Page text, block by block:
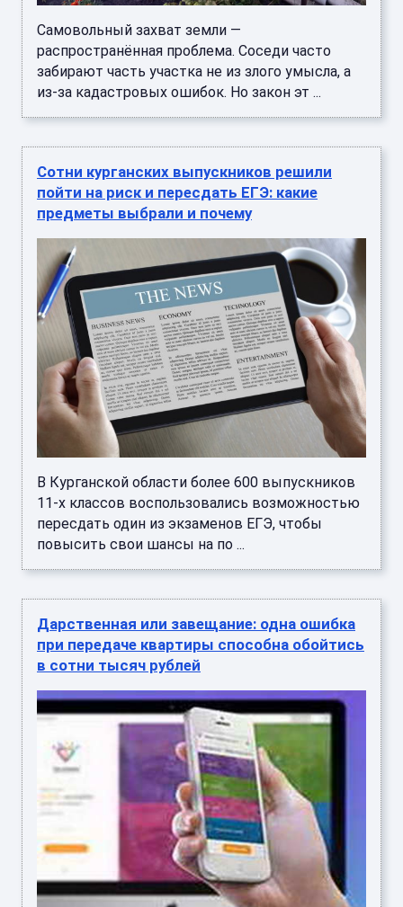
Самовольный захват земли —
распространённая проблема. Соседи часто
забирают часть участка не из злого умысла, а
из-за кадастровых ошибок. Но закон эт ...
Сотни курганских выпускников решили
пойти на риск и пересдать ЕГЭ: какие
предметы выбрали и почему
В Курганской области более 600 выпускников
11-х классов воспользовались возможностью
пересдать один из экзаменов ЕГЭ, чтобы
повысить свои шансы на по ...
Дарственная или завещание: одна ошибка
при передаче квартиры способна обойтись
в сотни тысяч рублей